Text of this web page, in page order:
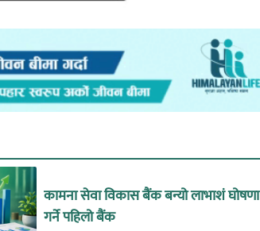
कामना सेवा विकास बैंक बन्यो लाभाशं घोषणा
गर्ने पहिलो बैंक